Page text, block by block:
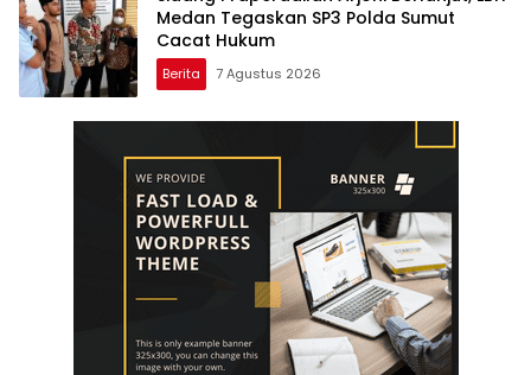
Medan Tegaskan SP3 Polda Sumut
Cacat Hukum
Berita 7 Agustus 2026